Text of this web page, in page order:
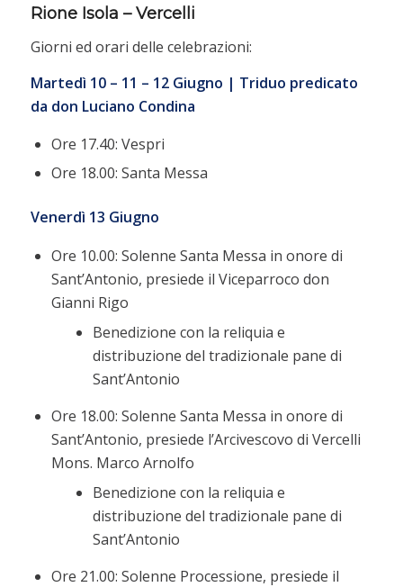
Rione Isola – Vercelli
Giorni ed orari delle celebrazioni:
Martedì 10 – 11 – 12 Giugno | Triduo predicato
da don Luciano Condina
Ore 17.40: Vespri
Ore 18.00: Santa Messa
Venerdì 13 Giugno
Ore 10.00: Solenne Santa Messa in onore di
Sant’Antonio, presiede il Viceparroco don
Gianni Rigo
Benedizione con la reliquia e
distribuzione del tradizionale pane di
Sant’Antonio
Ore 18.00: Solenne Santa Messa in onore di
Sant’Antonio, presiede l’Arcivescovo di Vercelli
Mons. Marco Arnolfo
Benedizione con la reliquia e
distribuzione del tradizionale pane di
Sant’Antonio
Ore 21.00: Solenne Processione, presiede il